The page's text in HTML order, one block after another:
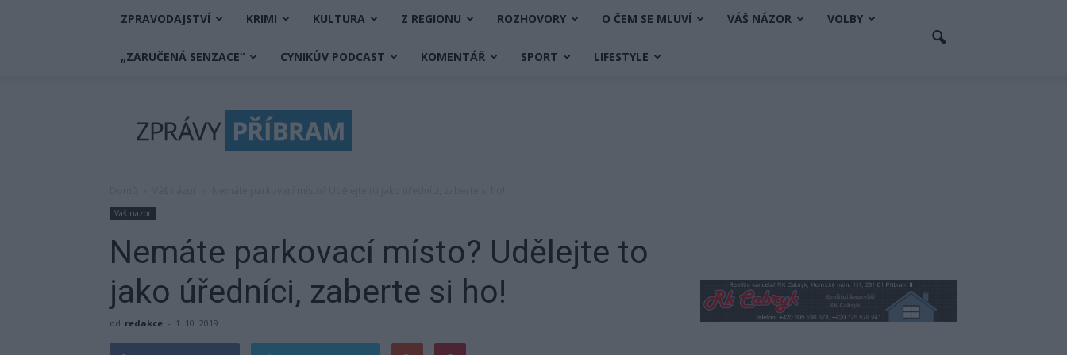
ZPRAVODAJSTVÍ KRIMI KULTURA Z REGIONU ROZHOVORY O ČEM SE MLUVÍ VÁŠ NÁZOR VOLBY
„ZARUČENÁ SENZACE“ CYNIKŮV PODCAST KOMENTÁŘ SPORT LIFESTYLE
Příbram
Váš názor
Nemáte parkovací místo? Udělejte to
jako úředníci, zaberte si ho!
od redakce - 1. 10. 2019